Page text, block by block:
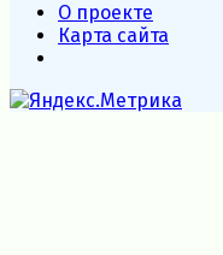
О проекте
Карта сайта